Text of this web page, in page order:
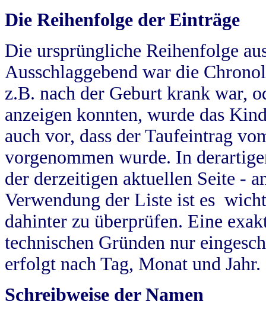
Die Reihenfolge der Einträge
Die ursprüngliche Reihenfolge
Ausschlaggebend war die
z.B. nach der Geburt krank war,
anzeigen konnten, wurde das
auch vor, dass der Taufeintrag
vorgenommen wurde. In
der derzeitigen aktuellen Seite -
Verwendung der Liste ist es
dahinter zu überprüfen. Eine
technischen Gründen nur
erfolgt nach Tag, Monat und Jahr.
Schreibweise der Namen